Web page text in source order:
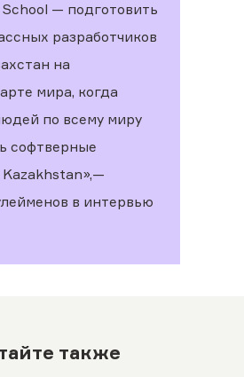
— подготовить
разработчиков
на
мира, когда
по всему миру
софтверные
в интервью
также